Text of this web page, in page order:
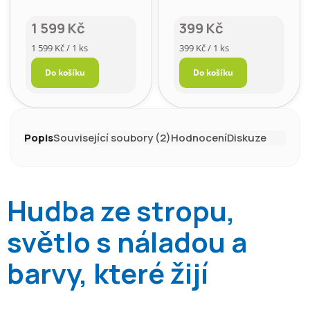
1 599 Kč
Měrná
cena:
1 599 Kč / 1 ks
Do košíku
399 Kč
Měrná
cena:
399 Kč / 1 ks
Do košíku
PopisSouvisející soubory (2)HodnoceníDiskuze
Hudba ze stropu,
světlo s náladou a
barvy, které žijí